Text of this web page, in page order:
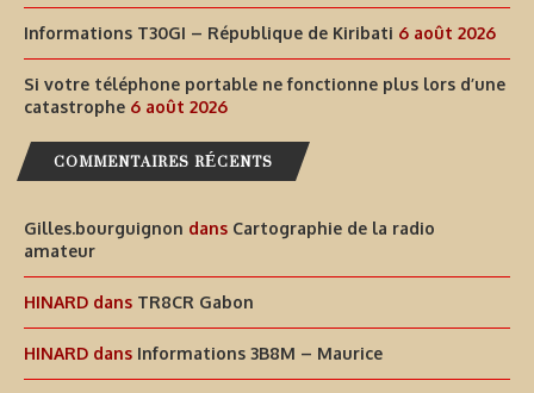
Informations T30GI – République de Kiribati 6 août 2026
Si votre téléphone portable ne fonctionne plus lors d’une
catastrophe 6 août 2026
COMMENTAIRES RÉCENTS
Gilles.bourguignon dans Cartographie de la radio
amateur
HINARD dans TR8CR Gabon
HINARD dans Informations 3B8M – Maurice